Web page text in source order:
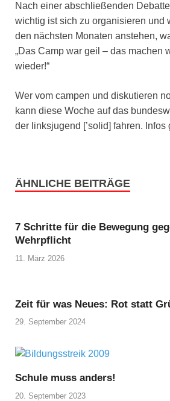
Nach einer abschließenden
wichtig ist sich zu organisieren und
den nächsten Monaten anstehen,
„Das Camp war geil – das machen
wieder!“
Wer vom campen und diskutieren
kann diese Woche auf das
der linksjugend [’solid] fahren. Infos
ÄHNLICHE BEITRÄGE
7 Schritte für die Bewegung
Wehrpflicht
11. März 2026
Zeit für was Neues: Rot statt
29. September 2024
Schule muss anders!
20. September 2023